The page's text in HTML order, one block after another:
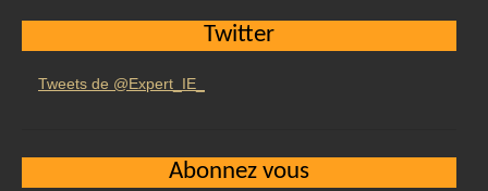
Twitter
Tweets de @Expert_IE_
Abonnez vous